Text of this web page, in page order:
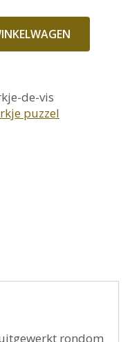
de-vis
puzzel
rondom